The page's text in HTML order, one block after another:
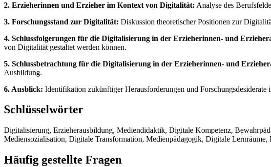
2. Erzieherinnen und Erzieher im Kontext von Digitalität: Analyse des
3. Forschungsstand zur Digitalität: Diskussion theoretischer Positionen zur
4. Schlussfolgerungen für die Digitalisierung in der Erzieherinnen- und
von Digitalität gestaltet werden können.
5. Schlussbetrachtung für die Digitalisierung in der Erzieherinnen- und
Ausbildung.
6. Ausblick: Identifikation zukünftiger Herausforderungen und
Schlüsselwörter
Digitalisierung, Erzieherausbildung, Mediendidaktik, Digitale Kompetenz,
Mediensozialisation, Digitale Transformation, Medienpädagogik, Digitale
Häufig gestellte Fragen